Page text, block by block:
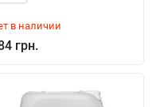
в наличии
грн.